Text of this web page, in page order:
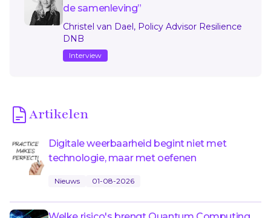
de samenleving”
Christel van Dael, Policy Advisor Resilience
DNB
Interview
Artikelen
Digitale weerbaarheid begint niet met
technologie, maar met oefenen
Nieuws 01-08-2026